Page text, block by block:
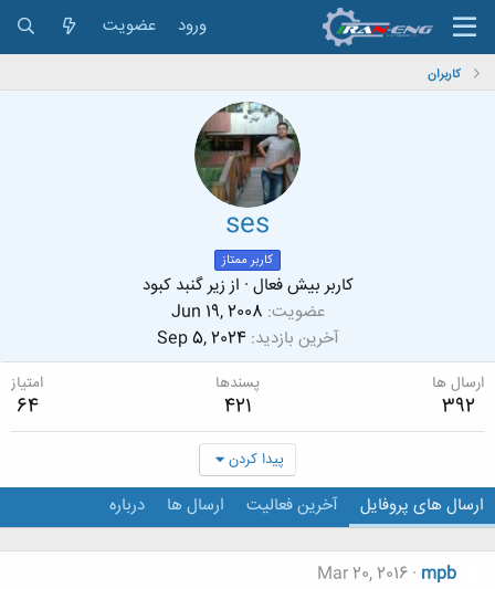
ورود عضویت
کاربران
ses
کاربر ممتاز
کاربر بیش فعال · ازﺯﯾﺮ ﮔﻨﺒﺪ کبود
عضویت Jun 19, 2008
آخرین بازدید Sep 5, 2024
ارسال ها
392
پسندها
421
امتیاز
64
پیدا کردن
ارسال های پروفایل آخرین فعالیت ارسال ها درباره
mpb
Mar 20, 2016